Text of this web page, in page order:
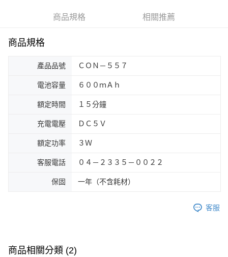
商品規格 相關推薦
商品規格
產品品號 ＣＯＮ－５５７
電池容量 ６００ｍＡｈ
額定時間 １５分鐘
充電電壓 ＤＣ５Ｖ
額定功率 ３Ｗ
客服電話 ０４－２３３５－００２２
保固 一年（不含耗材）
客服
商品相關分類 (2)